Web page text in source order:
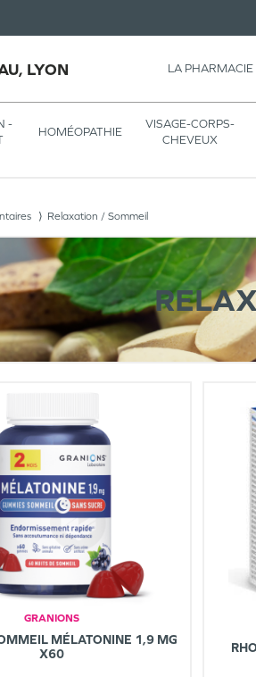
LYON LA PHARMACIE
-
HOMÉOPATHIE
VISAGE-CORPS-
CHEVEUX
Relaxation / Sommeil
GRANIONS
MÉLATONINE 1,9 MG
X60